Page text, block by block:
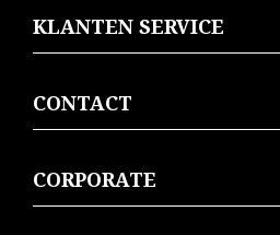
KLANTEN SERVICE
CONTACT
CORPORATE